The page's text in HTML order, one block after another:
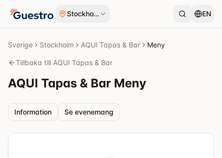
Stockholm EN
Sverige Stockholm AQUI Tapas & Bar Meny
Tillbaka till AQUI Tapas & Bar
AQUI Tapas & Bar Meny
Information Se evenemang